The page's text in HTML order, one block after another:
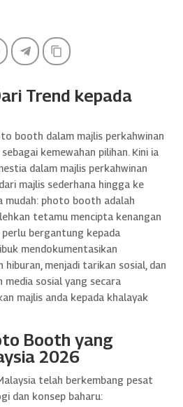
WhatsAppTelegramCopy Link
Trend kepada
booth dalam majlis perkahwinan
kemewahan pilihan. Kini ia
dalam majlis perkahwinan
majlis sederhana hingga ke
mudah: photo booth adalah
tetamu mencipta kenangan
bergantung kepada
mendokumentasikan
hiburan, menjadi tarikan sosial, dan
media sosial yang secara
majlis anda kepada khalayak
Booth yang
2026
telah berkembang pesat
dan konsep baharu: